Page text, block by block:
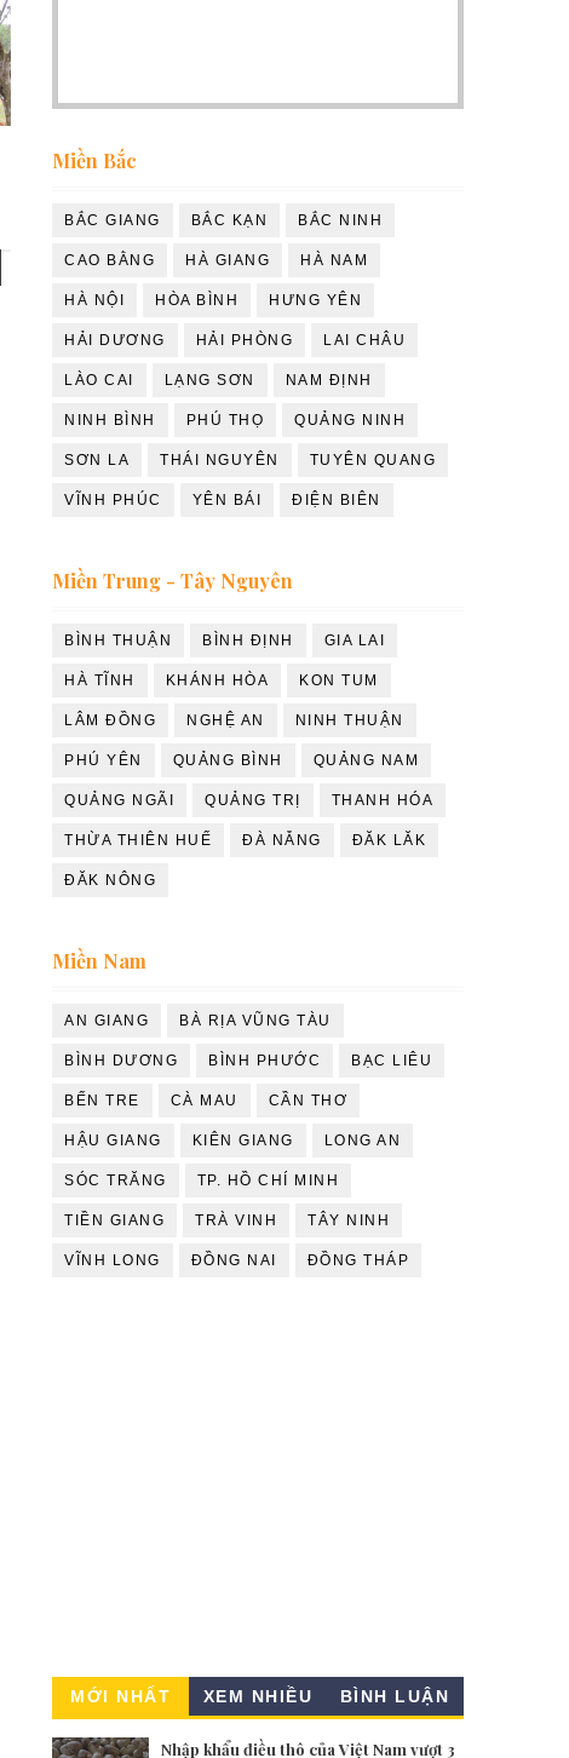
Miền Bắc
BẮC GIANG BẮC KẠN BẮC NINH
CAO BẰNG HÀ GIANG HÀ NAM
HÀ NỘI HÒA BÌNH HƯNG YÊN
HẢI DƯƠNG HẢI PHÒNG LAI CHÂU
LÀO CAI LẠNG SƠN NAM ĐỊNH
NINH BÌNH PHÚ THỌ QUẢNG NINH
SƠN LA THÁI NGUYÊN TUYÊN QUANG
VĨNH PHÚC YÊN BÁI ĐIỆN BIÊN
Miền Trung - Tây Nguyên
BÌNH THUẬN BÌNH ĐỊNH GIA LAI
HÀ TĨNH KHÁNH HÒA KON TUM
LÂM ĐỒNG NGHỆ AN NINH THUẬN
PHÚ YÊN QUẢNG BÌNH QUẢNG NAM
QUẢNG NGÃI QUẢNG TRỊ THANH HÓA
THỪA THIÊN HUẾ ĐÀ NẴNG ĐĂK LĂK
ĐĂK NÔNG
Miền Nam
AN GIANG BÀ RỊA VŨNG TÀU
BÌNH DƯƠNG BÌNH PHƯỚC BẠC LIÊU
BẾN TRE CÀ MAU CẦN THƠ
HẬU GIANG KIÊN GIANG LONG AN
SÓC TRĂNG TP. HỒ CHÍ MINH
TIỀN GIANG TRÀ VINH TÂY NINH
VĨNH LONG ĐỒNG NAI ĐỒNG THÁP
MỚI NHẤT XEM NHIỀU BÌNH LUẬN
Nhập khẩu điều thô của Việt Nam vượt 3